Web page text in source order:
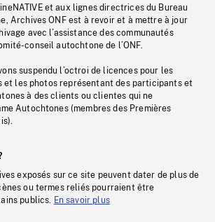
et aux lignes directrices du Bureau
Archives ONF est à revoir et à mettre à jour
avec l’assistance des communautés
conseil autochtone de l’ONF.
suspendu l’octroi de licences pour les
et les photos représentant des participants et
à des clients ou clientes qui ne
Autochtones (membres des Premières
exposés sur ce site peuvent dater de plus de
ou termes reliés pourraient être
publics. En savoir plus